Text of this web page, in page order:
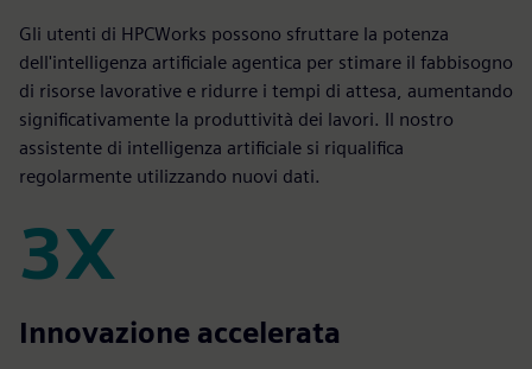
Gli utenti di HPCWorks possono sfruttare la potenza
dell'intelligenza artificiale agentica per stimare il fabbisogno
di risorse lavorative e ridurre i tempi di attesa, aumentando
significativamente la produttività dei lavori. Il nostro
assistente di intelligenza artificiale si riqualifica
regolarmente utilizzando nuovi dati.
3X
3X
Innovazione accelerata